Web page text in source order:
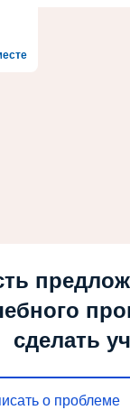
сделать
о проблеме